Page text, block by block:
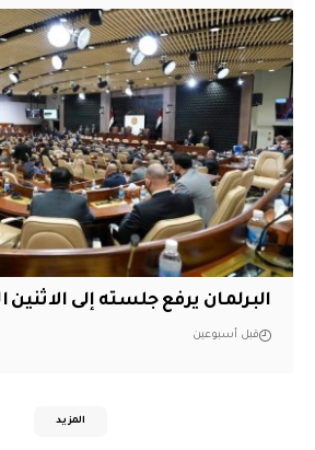
البرلمان يرفع جلسته إلى الاثنين
قبل أسبوعين
المزيد